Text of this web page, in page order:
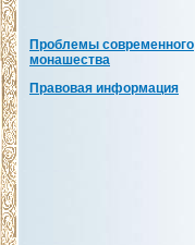
Проблемы современного
монашества
Правовая информация